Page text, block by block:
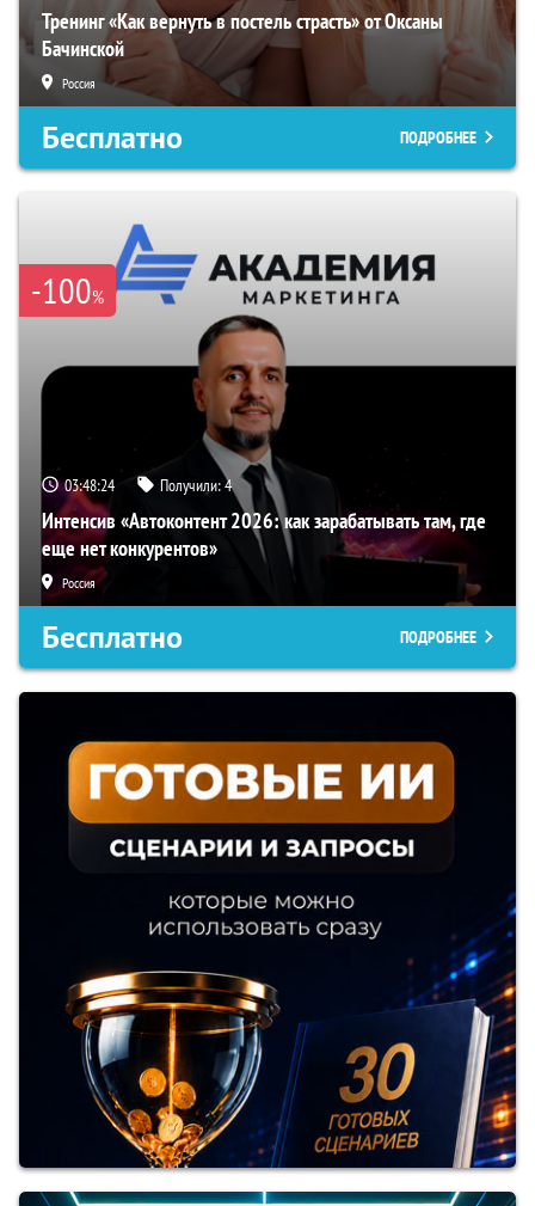
Тренинг «Как вернуть в постель страсть» от Оксаны
Бачинской
Россия
Бесплатно ПОДРОБНЕЕ
-100%
03:48:23 Получили:4
Интенсив «Автоконтент 2026: как зарабатывать там, где
еще нет конкурентов»
Россия
Бесплатно ПОДРОБНЕЕ